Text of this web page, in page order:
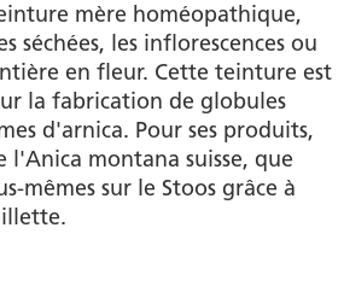
mère homéopathique,
séchées, les inflorescences ou
en fleur. Cette teinture est
la fabrication de globules
d'arnica. Pour ses produits,
l'Anica montana suisse, que
mêmes sur le Stoos grâce à